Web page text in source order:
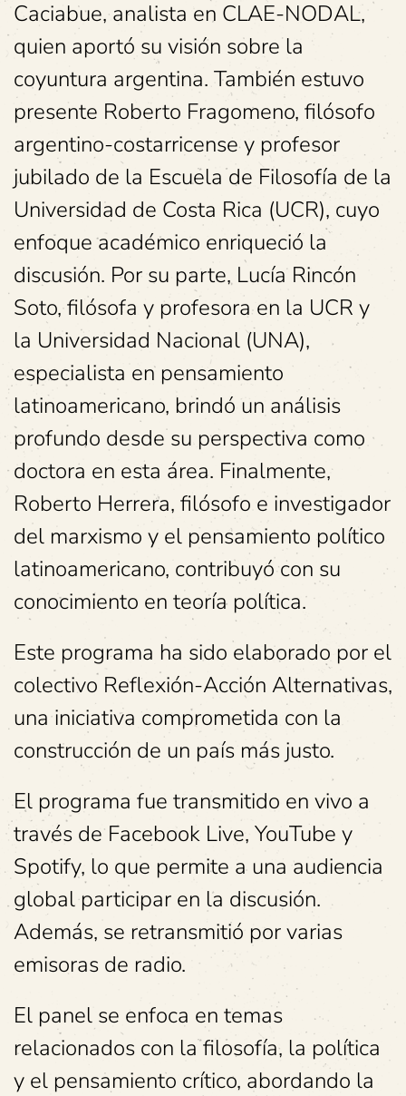
Caciabue, analista en CLAE-NODAL,
quien aportó su visión sobre la
coyuntura argentina. También estuvo
presente Roberto Fragomeno, filósofo
argentino-costarricense y profesor
jubilado de la Escuela de Filosofía de la
Universidad de Costa Rica (UCR), cuyo
enfoque académico enriqueció la
discusión. Por su parte, Lucía Rincón
Soto, filósofa y profesora en la UCR y
la Universidad Nacional (UNA),
especialista en pensamiento
latinoamericano, brindó un análisis
profundo desde su perspectiva como
doctora en esta área. Finalmente,
Roberto Herrera, filósofo e investigador
del marxismo y el pensamiento político
latinoamericano, contribuyó con su
conocimiento en teoría política.
Este programa ha sido elaborado por el
colectivo Reflexión-Acción Alternativas,
una iniciativa comprometida con la
construcción de un país más justo.
El programa fue transmitido en vivo a
través de Facebook Live, YouTube y
Spotify, lo que permite a una audiencia
global participar en la discusión.
Además, se retransmitió por varias
emisoras de radio.
El panel se enfoca en temas
relacionados con la filosofía, la política
y el pensamiento crítico, abordando la